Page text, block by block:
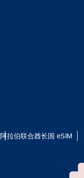
阿拉伯联合酋长国 eSIM